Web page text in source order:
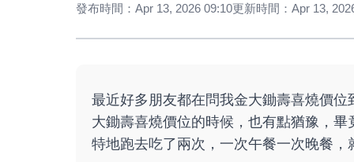
發布時間：Apr 13, 2026 09:10更新時間：Apr 13,
最近好多朋友都在問我金大鋤壽喜燒價
大鋤壽喜燒價位的時候，也有點猶豫，
特地跑去吃了兩次，一次午餐一次晚餐